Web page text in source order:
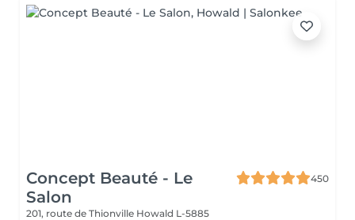
Concept Beauté - Le
Salon
450
201, route de Thionville Howald L-5885